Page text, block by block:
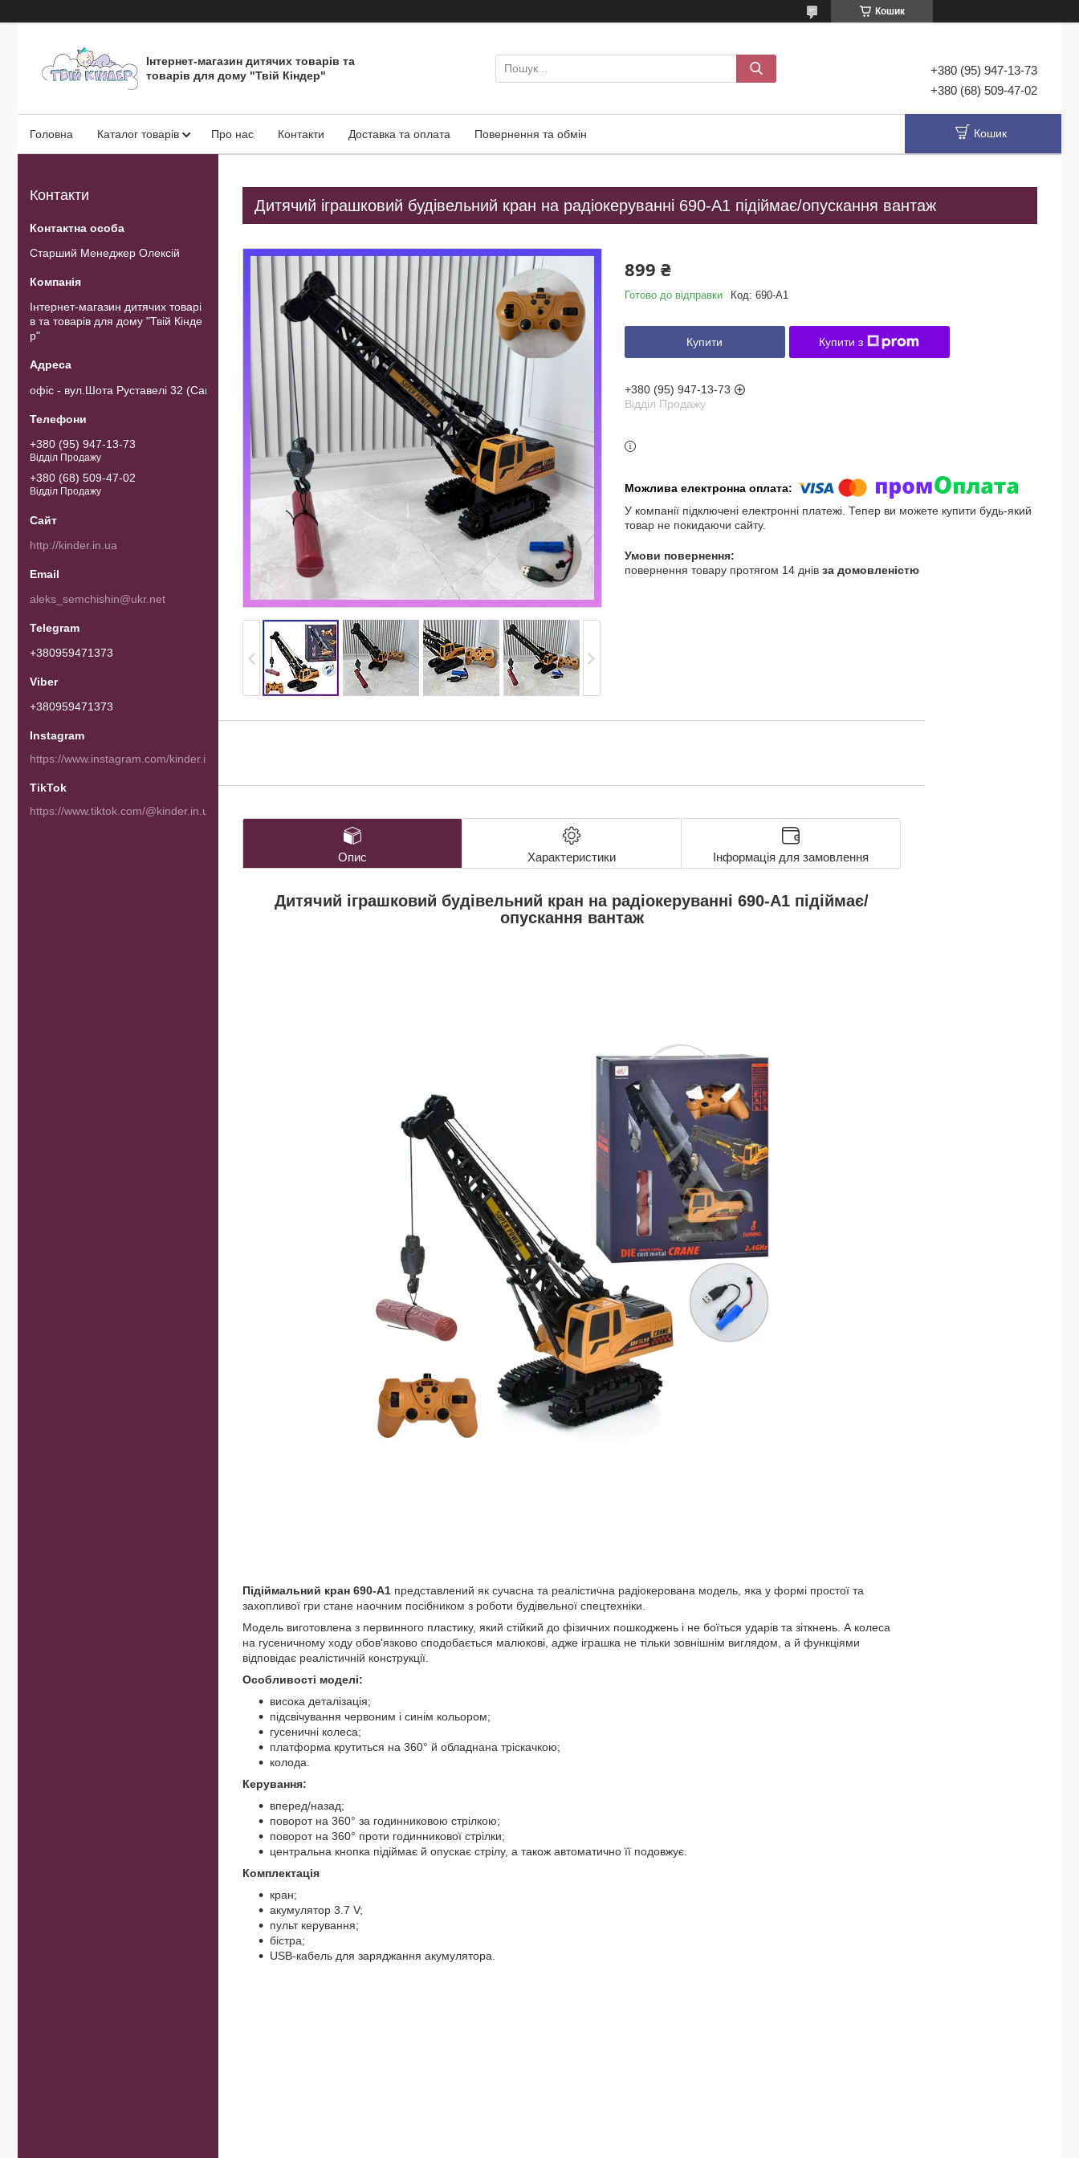
Кошик
Інтернет-магазин дитячих товарів та
товарів для дому "Твій Кіндер"
+380 (95) 947-13-73
+380 (68) 509-47-02
Головна Каталог товарів Про нас Контакти Доставка та оплата Повернення та обмін Кошик
Дитячий іграшковий будівельний кран на радіокеруванні 690-A1 підіймає/опускання вантаж
899 ₴
Готово до відправки Код: 690-A1
Купити Купити з
+380 (95) 947-13-73
Відділ Продажу
У компанії підключені електронні платежі. Тепер ви можете купити будь-який
товар не покидаючи сайту.
повернення товару протягом 14 днів за домовленістю
Опис Характеристики Інформація для замовлення
Дитячий іграшковий будівельний кран на радіокеруванні 690-A1 підіймає/
опускання вантаж
Підіймальний кран 690-A1 представлений як сучасна та реалістична радіокерована модель, яка у формі простої та
захопливої гри стане наочним посібником з роботи будівельної спецтехніки.
Модель виготовлена з первинного пластику, який стійкий до фізичних пошкоджень і не боїться ударів та зіткнень. А колеса
на гусеничному ходу обов'язково сподобається малюкові, адже іграшка не тільки зовнішнім виглядом, а й функціями
відповідає реалістичній конструкції.
Особливості моделі:
висока деталізація;
підсвічування червоним і синім кольором;
гусеничні колеса;
платформа крутиться на 360° й обладнана тріскачкою;
колода.
Керування:
вперед/назад;
поворот на 360° за годинниковою стрілкою;
поворот на 360° проти годинникової стрілки;
центральна кнопка підіймає й опускає стрілу, а також автоматично її подовжує.
Комплектація
кран;
акумулятор 3.7 V;
пульт керування;
бістра;
USB-кабель для заряджання акумулятора.
Контакти
Старший Менеджер Олексій
Інтернет-магазин дитячих товарі
в та товарів для дому "Твій Кінде
р"
офіс - вул.Шота Руставелі 32 (Самовивозу товару немає). 01033 індекс, Київ, Україна
+380 (95) 947-13-73
Відділ Продажу
+380 (68) 509-47-02
Відділ Продажу
http://kinder.in.ua
aleks_semchishin@ukr.net
+380959471373
+380959471373
Instagram
https://www.instagram.com/kinder.in.ua/
TikTok
https://www.tiktok.com/@kinder.in.ua